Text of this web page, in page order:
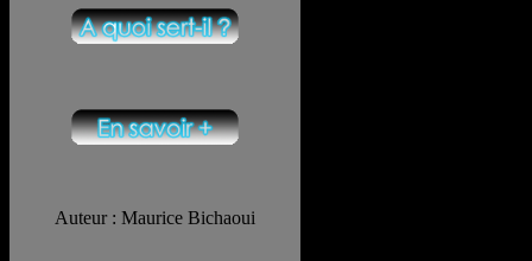
Auteur : Maurice Bichaoui